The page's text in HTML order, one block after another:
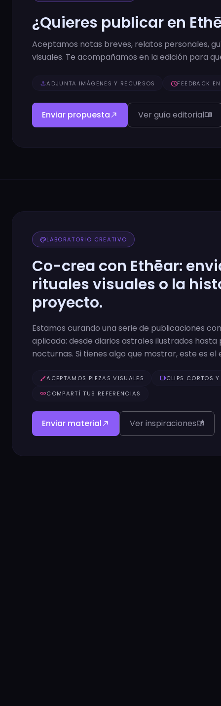
¿Quieres publicar en
Aceptamos notas breves, relatos personales,
visuales. Te acompañamos en la edición para
uploadADJUNTA IMÁGENES Y RECURSOS scheduleFEEDBACK
Enviar propuesta north_east Ver guía editorialmenu_book
paletteLABORATORIO CREATIVO
Co-crea con Ethēar:
rituales visuales o la
proyecto.
Estamos curando una serie de publicaciones
aplicada: desde diarios astrales ilustrados hasta
nocturnas. Si tienes algo que mostrar, este es el
brushACEPTAMOS PIEZAS VISUALES videocamCLIPS CORTOS Y
linkCOMPARTÍ TUS REFERENCIAS
Enviar material north_east Ver inspiracionesauto_stories